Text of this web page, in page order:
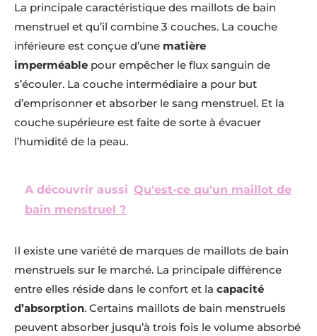
La principale caractéristique des maillots de bain
menstruel et qu’il combine 3 couches. La couche
inférieure est conçue d’une matière
imperméable pour empêcher le flux sanguin de
s’écouler. La couche intermédiaire a pour but
d’emprisonner et absorber le sang menstruel. Et la
couche supérieure est faite de sorte à évacuer
l’humidité de la peau.
A découvrir aussi Qu'est-ce qu'un maillot de
bain menstruel ?
Il existe une variété de marques de maillots de bain
menstruels sur le marché. La principale différence
entre elles réside dans le confort et la capacité
d’absorption. Certains maillots de bain menstruels
peuvent absorber jusqu’à trois fois le volume absorbé